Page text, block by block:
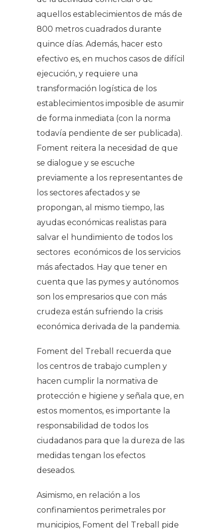
aquellos establecimientos de más de
800 metros cuadrados durante
quince días. Además, hacer esto
efectivo es, en muchos casos de difícil
ejecución, y requiere una
transformación logística de los
establecimientos imposible de asumir
de forma inmediata (con la norma
todavía pendiente de ser publicada).
Foment reitera la necesidad de que
se dialogue y se escuche
previamente a los representantes de
los sectores afectados y se
propongan, al mismo tiempo, las
ayudas económicas realistas para
salvar el hundimiento de todos los
sectores económicos de los servicios
más afectados. Hay que tener en
cuenta que las pymes y autónomos
son los empresarios que con más
crudeza están sufriendo la crisis
económica derivada de la pandemia.
Foment del Treball recuerda que
los centros de trabajo cumplen y
hacen cumplir la normativa de
protección e higiene y señala que, en
estos momentos, es importante la
responsabilidad de todos los
ciudadanos para que la dureza de las
medidas tengan los efectos
deseados.
Asimismo, en relación a los
confinamientos perimetrales por
municipios, Foment del Treball pide